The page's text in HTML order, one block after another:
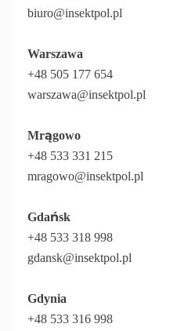
biuro@insektpol.pl
Warszawa
+48 505 177 654
warszawa@insektpol.pl
Mrągowo
+48 533 331 215
mragowo@insektpol.pl
Gdańsk
+48 533 318 998
gdansk@insektpol.pl
Gdynia
+48 533 316 998